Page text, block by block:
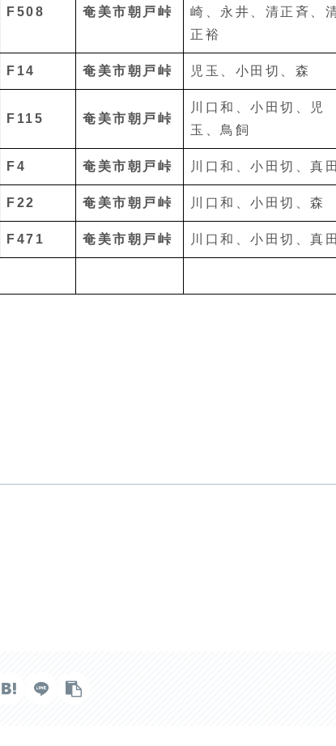
F508 奄美市朝戸峠
崎、永井、清正斉、
正裕
F14 奄美市朝戸峠 児玉、小田切、森
F115 奄美市朝戸峠
川口和、小田切、児
玉、鳥飼
F4 奄美市朝戸峠 川口和、小田切、真田
F22 奄美市朝戸峠 川口和、小田切、森
F471 奄美市朝戸峠 川口和、小田切、真田